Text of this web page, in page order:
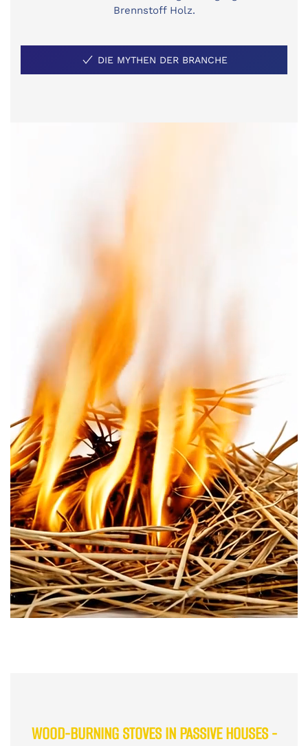
Brennstoff Holz.
DIE MYTHEN DER BRANCHE
WOOD-BURNING STOVES IN PASSIVE HOUSES -